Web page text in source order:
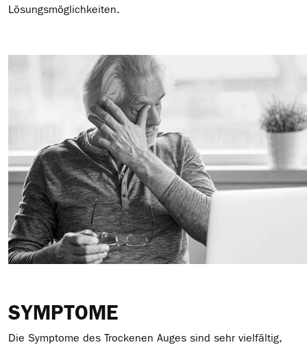
Lösungsmöglichkeiten.
SYMPTOME
Die Symptome des Trockenen Auges sind sehr vielfältig,